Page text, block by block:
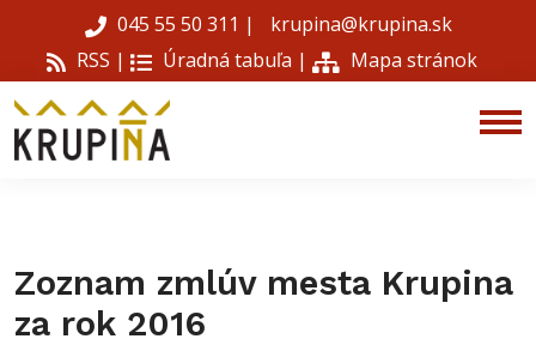
045 55 50 311 |
krupina@krupina.sk
RSS |
Úradná tabuľa | Mapa stránok
Zoznam zmlúv mesta Krupina
za rok 2016